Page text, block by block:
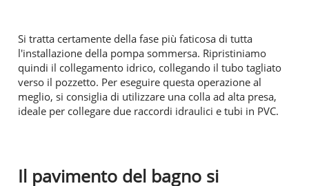
Si tratta certamente della fase più faticosa di tutta
l'installazione della pompa sommersa. Ripristiniamo
quindi il collegamento idrico, collegando il tubo tagliato
verso il pozzetto. Per eseguire questa operazione al
meglio, si consiglia di utilizzare una colla ad alta presa,
ideale per collegare due raccordi idraulici e tubi in PVC.
Il pavimento del bagno si